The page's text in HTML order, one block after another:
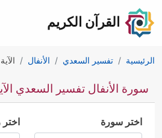
القرآن الكريم
الرئيسية تفسير السعدي الأنفال الآية 5
سورة الأنفال تفسير السعدي
اختر سورة اختر